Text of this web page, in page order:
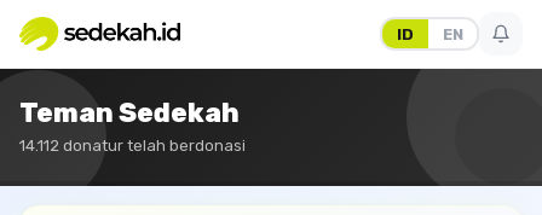
ID EN
Teman Sedekah
14.112 donatur telah berdonasi